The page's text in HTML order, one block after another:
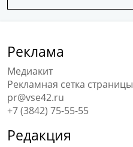
Реклама
Медиакит
Рекламная сетка страницы
pr@vse42.ru
+7 (3842) 75-55-55
Редакция